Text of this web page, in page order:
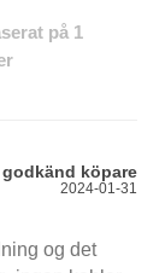
på 1
godkänd köpare
2024-01-31
og det